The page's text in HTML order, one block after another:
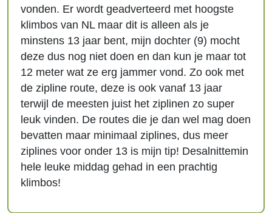
vonden. Er wordt geadverteerd met hoogste
klimbos van NL maar dit is alleen als je
minstens 13 jaar bent, mijn dochter (9) mocht
deze dus nog niet doen en dan kun je maar tot
12 meter wat ze erg jammer vond. Zo ook met
de zipline route, deze is ook vanaf 13 jaar
terwijl de meesten juist het ziplinen zo super
leuk vinden. De routes die je dan wel mag doen
bevatten maar minimaal ziplines, dus meer
ziplines voor onder 13 is mijn tip! Desalnittemin
hele leuke middag gehad in een prachtig
klimbos!